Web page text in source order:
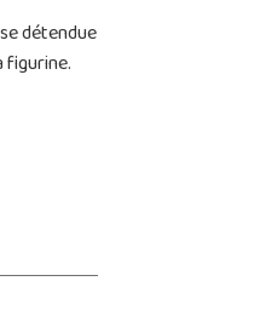
détendue